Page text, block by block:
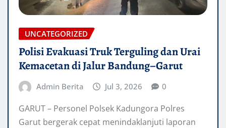
UNCATEGORIZED
Polisi Evakuasi Truk Terguling dan Urai
Kemacetan di Jalur Bandung–Garut
Admin Berita Jul 3, 2026 0
GARUT – Personel Polsek Kadungora Polres
Garut bergerak cepat menindaklanjuti laporan